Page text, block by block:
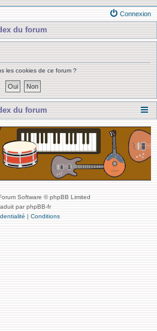
Connexion
du forum
les cookies de ce forum ?
du forum
Software © phpBB Limited
par phpBB-fr
| Conditions